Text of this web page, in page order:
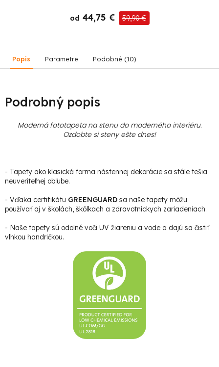
od 44,75 € 59,90 €
Popis Parametre Podobné (10)
Podrobný popis
Moderná fototapeta na stenu do moderného interiéru.
Ozdobte si steny ešte dnes!
- Tapety ako klasická forma nástennej dekorácie sa stále tešia
neuveriteľnej obľube.
- Vďaka certifikátu GREENGUARD sa naše tapety môžu
používať aj v školách, škôlkach a zdravotníckych zariadeniach.
- Naše tapety sú odolné voči UV žiareniu a vode a dajú sa čistiť
vlhkou handričkou.